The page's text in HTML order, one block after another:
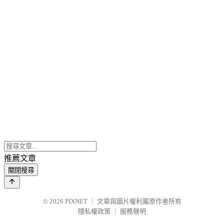
推薦文章
關閉搜尋
© 2026 PIXNET
文章與圖片權利屬原作者所有
隱私權政策
服務聲明